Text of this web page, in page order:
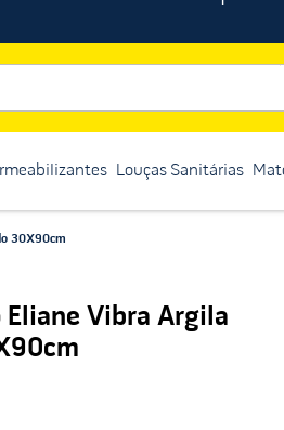
Louças Sanitárias
30X90cm
Vibra Argila